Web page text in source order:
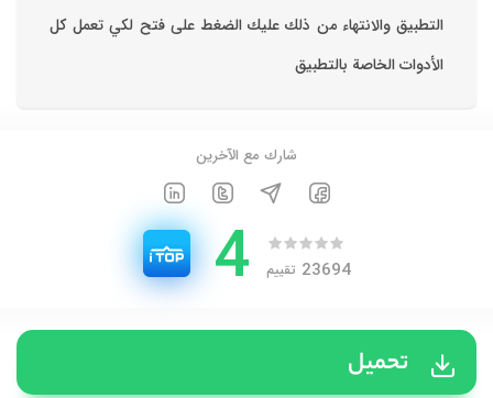
التطبيق والانتهاء من ذلك عليك الضغط على فتح لكي تعمل كل
الأدوات الخاصة بالتطبيق
شارك مع الآخرين
23694 تقييم 4
تحميل